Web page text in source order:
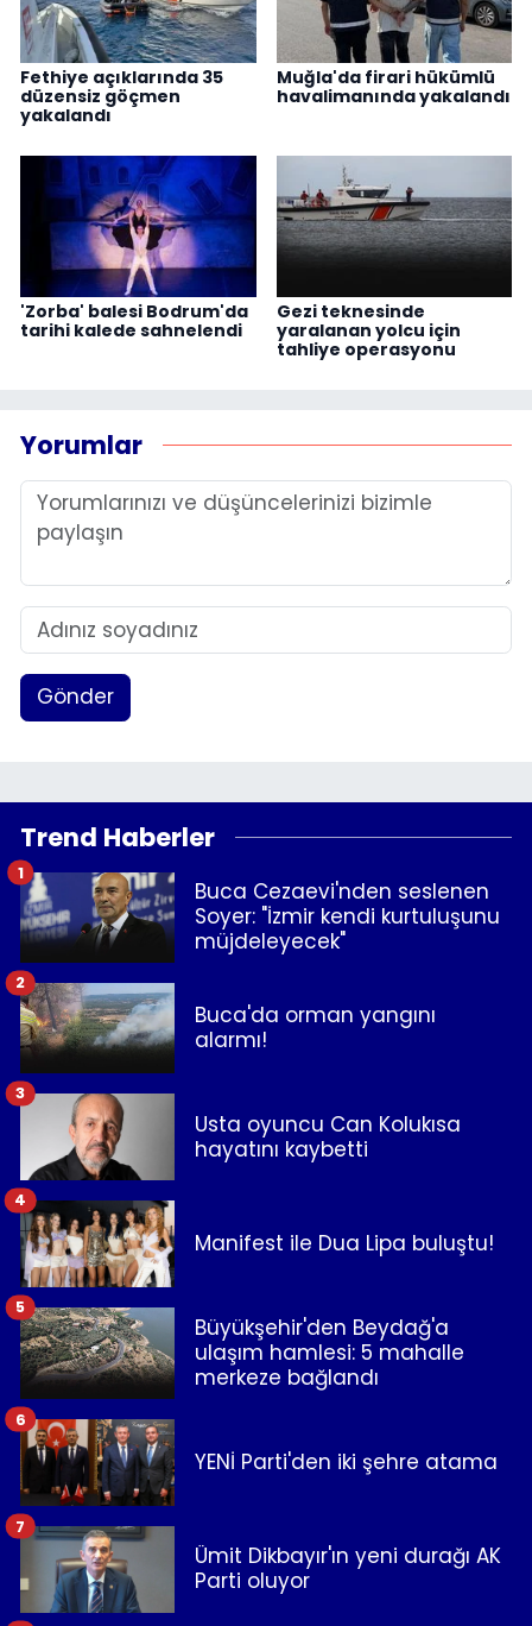
Fethiye açıklarında 35
düzensiz göçmen
yakalandı
Muğla'da firari hükümlü
havalimanında yakalandı
'Zorba' balesi Bodrum'da
tarihi kalede sahnelendi
Gezi teknesinde
yaralanan yolcu için
tahliye operasyonu
Yorumlar
Gönder
Trend Haberler
Buca Cezaevi'nden seslenen
Soyer: "İzmir kendi kurtuluşunu
müjdeleyecek"
1
Buca'da orman yangını
alarmı!
2
Usta oyuncu Can Kolukısa
hayatını kaybetti
3
Manifest ile Dua Lipa buluştu!
4
Büyükşehir'den Beydağ'a
ulaşım hamlesi: 5 mahalle
merkeze bağlandı
5
YENİ Parti'den iki şehre atama
6
Ümit Dikbayır'ın yeni durağı AK
Parti oluyor
7